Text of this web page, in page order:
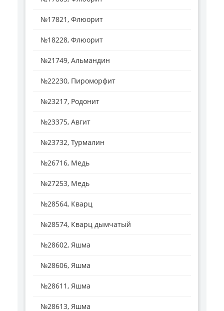
№17821, Флюорит
№18228, Флюорит
№21749, Альмандин
№22230, Пироморфит
№23217, Родонит
№23375, Авгит
№23732, Турмалин
№26716, Медь
№27253, Медь
№28564, Кварц
№28574, Кварц дымчатый
№28602, Яшма
№28606, Яшма
№28611, Яшма
№28613, Яшма